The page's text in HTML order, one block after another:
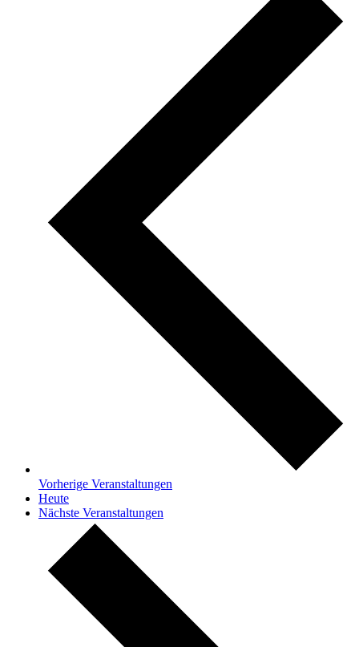
Vorherige Veranstaltungen
Heute
Nächste Veranstaltungen